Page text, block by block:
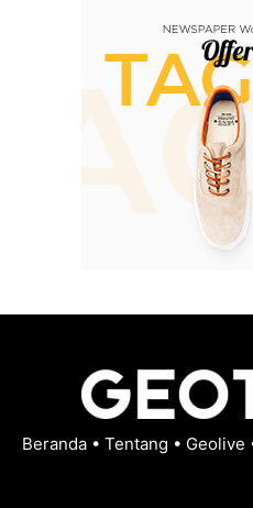
Beranda • Tentang • Geolive